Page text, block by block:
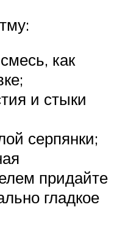
как
и стыки
серпянки;
придайте
гладкое